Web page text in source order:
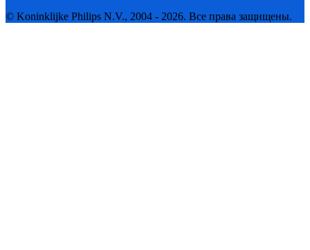
© Koninklijke Philips N.V., 2004 - 2026. Все права защищены.